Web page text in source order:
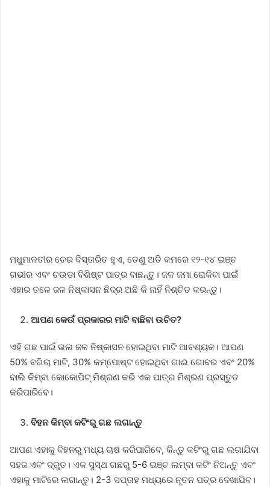
ମଧୁମାଳତୀର ଚେର ବିସ୍ତାରିତ ହୁଏ, ତେଣୁ ଅତି କମରେ ୧୨-୧୪ ଇଞ୍ଚ
ଗଭୀର ଏବଂ ଚଉଡା ବିଶିଷ୍ଟ ପାତ୍ର ବାଛନ୍ତୁ। ଜଳ ଜମା ରୋକିବା ପାଇଁ
ଏହାର ତଳେ ଜଳ ନିଷ୍କାସନ ଛିଦ୍ର ଅଛି କି ନାହିଁ ନିଶ୍ଚିତ କରନ୍ତୁ।
ଆପଣ କେଉଁ ପ୍ରକାରର ମାଟି ବାଛିବା ଉଚିତ?
ଏହି ଗଛ ପାଇଁ ଭଲ ଜଳ ନିଷ୍କାସନ ହୋଇଥିବା ମାଟି ଆବଶ୍ୟକ। ଆପଣ
50% ବଗିଚା ମାଟି, 30% କମ୍ପୋଷ୍ଟ ହୋଇଥିବା ଗାଈ ଗୋବର ଏବଂ 20%
ବାଲି କିମ୍ବା କୋକୋପିଟ୍ ମିଶ୍ରଣ କରି ଏକ ପାତ୍ର ମିଶ୍ରଣ ପ୍ରସ୍ତୁତ
କରିପାରିବେ।
ବିହନ କିମ୍ବା କଟିଂରୁ ଗଛ ଲଗାନ୍ତୁ
ଆପଣ ଏହାକୁ ବିହନରୁ ମଧ୍ୟ ଚାଷ କରିପାରିବେ, କିନ୍ତୁ କଟିଂରୁ ଗଛ ଲଗାଯିବା
ସହଜ ଏବଂ ଦ୍ରୁତ। ଏକ ସୁସ୍ଥ ଗଛରୁ 5-6 ଇଞ୍ଚ ଲମ୍ବା କଟିଂ ନିଅନ୍ତୁ ଏବଂ
ଏହାକୁ ମାଟିରେ ଲଗାନ୍ତୁ। 2-3 ସପ୍ତାହ ମଧ୍ୟରେ ନୂତନ ପତ୍ର ଦେଖାଯିବ।